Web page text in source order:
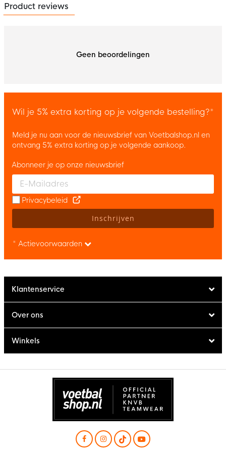
Product reviews
Geen beoordelingen
Wil je 5% extra korting op je volgende bestelling?*
Meld je nu aan voor de nieuwsbrief van Voetbalshop.nl en
ontvang 5% extra korting op je volgende aankoop.
Enter your email and accept the privacy policy to subscribe to
Abonneer je op onze nieuwsbrief
Privacybeleid
Inschrijven
* Actievoorwaarden
Klantenservice
Over ons
Winkels